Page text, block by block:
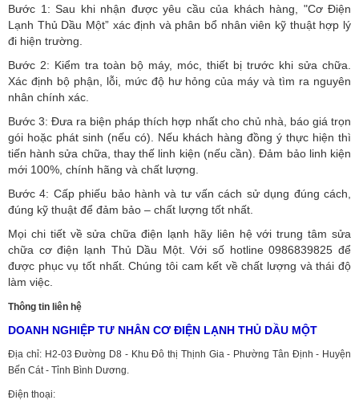
Bước 1: Sau khi nhận được yêu cầu của khách hàng, "Cơ Điện
Lạnh Thủ Dầu Một” xác định và phân bổ nhân viên kỹ thuật hợp lý
đi hiện trường.
Bước 2: Kiểm tra toàn bộ máy, móc, thiết bị trước khi sửa chữa.
Xác định bộ phận, lỗi, mức độ hư hỏng của máy và tìm ra nguyên
nhân chính xác.
Bước 3: Đưa ra biện pháp thích hợp nhất cho chủ nhà, báo giá trọn
gói hoặc phát sinh (nếu có). Nếu khách hàng đồng ý thực hiện thì
tiến hành sửa chữa, thay thế linh kiện (nếu cần). Đảm bảo linh kiện
mới 100%, chính hãng và chất lượng.
Bước 4: Cấp phiếu bảo hành và tư vấn cách sử dụng đúng cách,
đúng kỹ thuật để đảm bảo – chất lượng tốt nhất.
Mọi chi tiết về sửa chữa điện lạnh hãy liên hệ với trung tâm sửa
chữa cơ điện lạnh Thủ Dầu Một. Với số hotline 0986839825 để
được phục vụ tốt nhất. Chúng tôi cam kết về chất lượng và thái độ
làm việc.
Thông tin liên hệ
DOANH NGHIỆP TƯ NHÂN CƠ ĐIỆN LẠNH THỦ DẦU MỘT
Địa chỉ: H2-03 Đường D8 - Khu Đô thị Thịnh Gia - Phường Tân Định - Huyện
Bến Cát - Tỉnh Bình Dương.
Điện thoại: